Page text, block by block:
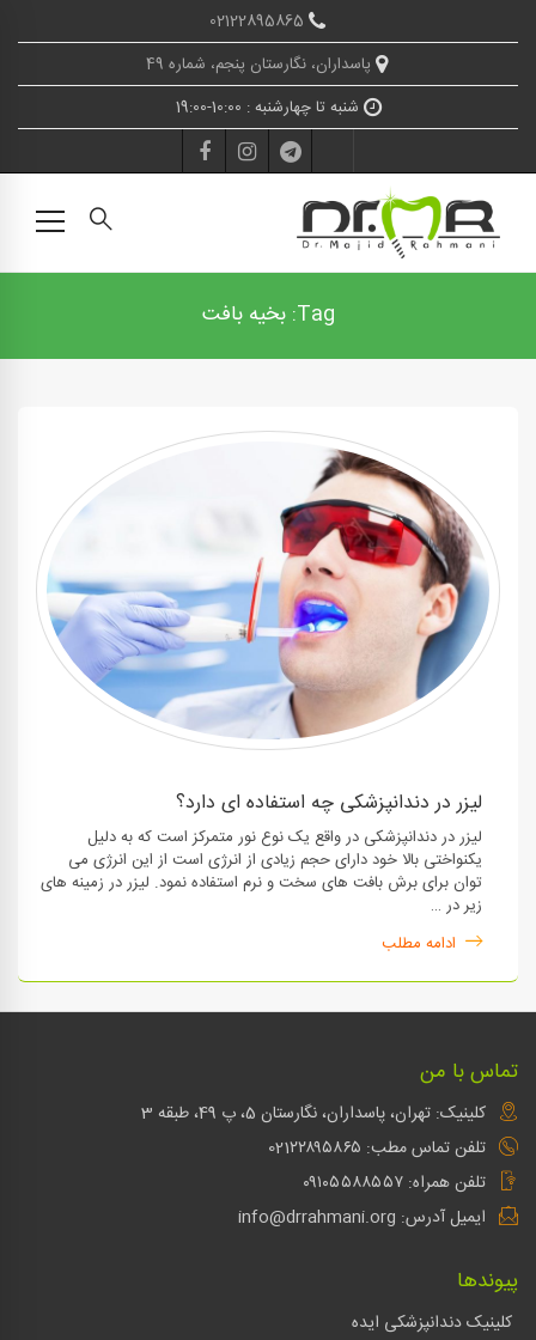
پاسداران، نگارستان پنجم، شماره 49
شنبه تا چهارشنبه : 10:00-19:00
Tag: بخیه بافت
لیزر در دندانپزشکی چه استفاده ای دارد؟
لیزر در دندانپزشکی در واقع یک نوع نور متمرکز است که به دلیل
یکنواختی بالا خود دارای حجم زیادی از انرژی است از این انرژی می
توان برای برش بافت های سخت و نرم استفاده نمود. لیزر در زمینه های
زیر در …
ادامه مطلب
تماس با من
کلینیک: تهران، پاسداران، نگارستان 5، پ 49، طبقه 3
تلفن تماس مطب: 021۲۲۸۹۵۸۶۵
تلفن همراه: ۰۹۱۰۵۵۸۸۵۵۷
ایمیل آدرس: info@drrahmani.org
پیوندها
کلینیک دندانپزشکی ایده